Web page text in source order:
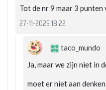
Tot de nr 9 maar 3 punten
27-11-2025 18:22
taco_mundo
Ja, maar we zijn niet in
moet er niet aan